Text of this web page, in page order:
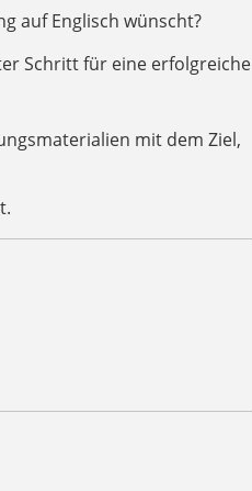
auf Englisch wünscht?
Schritt für eine erfolgreiche
mit dem Ziel,